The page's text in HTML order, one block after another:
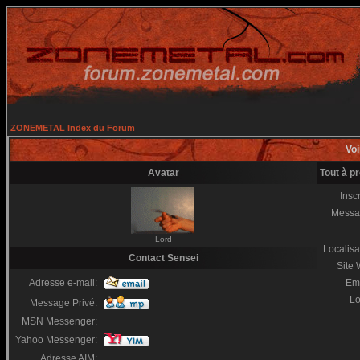
ZONEMETAL Index du Forum
Avatar Tout à
Lord
Site
Contact Sensei
Adresse e-mail:
Message Privé:
MSN Messenger:
Yahoo Messenger: